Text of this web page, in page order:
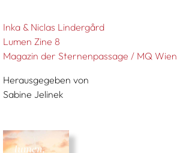
Inka & Niclas Lindergård
Lumen Zine 8
Magazin der Sternenpassage / MQ Wien
Herausgegeben von
Sabine Jelinek